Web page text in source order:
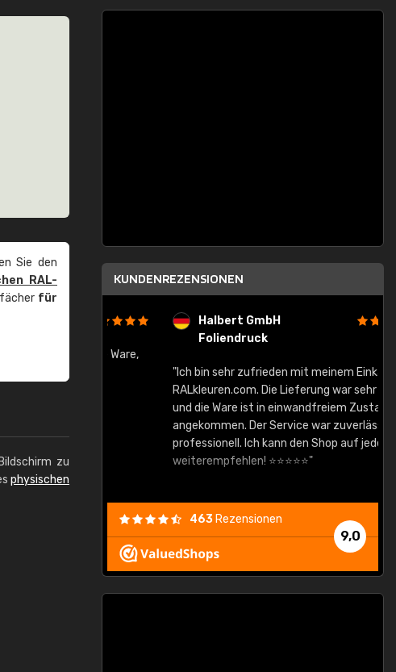
Sie den
RAL-
für
zu
physischen
KUNDENREZENSIONEN
Halbert GmbH
Foliendruck
"Ich bin sehr zufrieden mit meinem Einkauf bei
RALkleuren.com. Die Lieferung war sehr schnell
und die Ware ist in einwandfreiem Zustand
angekommen. Der Service war zuverlässig und
professionell. Ich kann den Shop auf jeden Fall
weiterempfehlen! ⭐⭐⭐⭐⭐"
9,0
463 Rezensionen